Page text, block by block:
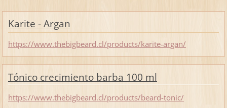
Karite - Argan
https://www.thebigbeard.cl/products/karite-argan/
Tónico crecimiento barba 100 ml
https://www.thebigbeard.cl/products/beard-tonic/